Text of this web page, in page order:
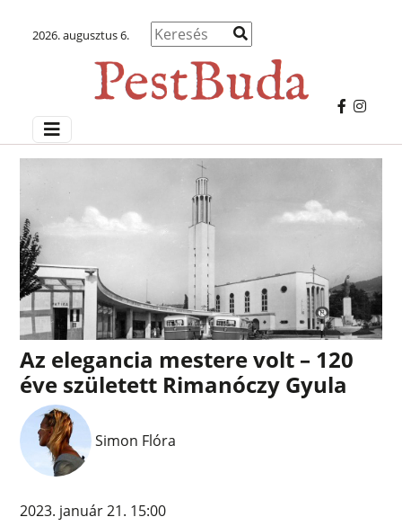
2026. augusztus 6.
Az elegancia mestere volt – 120
éve született Rimanóczy Gyula
Simon Flóra
2023. január 21. 15:00